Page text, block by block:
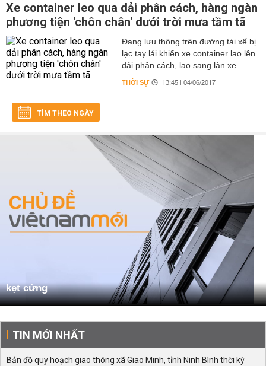
Xe container leo qua dải phân cách, hàng ngàn
phương tiện 'chôn chân' dưới trời mưa tầm tã
Đang lưu thông trên đường tài xế bị
lạc tay lái khiến xe container lao lên
dải phân cách, lao sang làn xe...
THỜI SỰ 13:45 | 04/06/2017
TÌM THEO NGÀY
kẹt cứng
TIN MỚI NHẤT
Bản đồ quy hoạch giao thông xã Giao Minh, tỉnh Ninh Bình thời kỳ